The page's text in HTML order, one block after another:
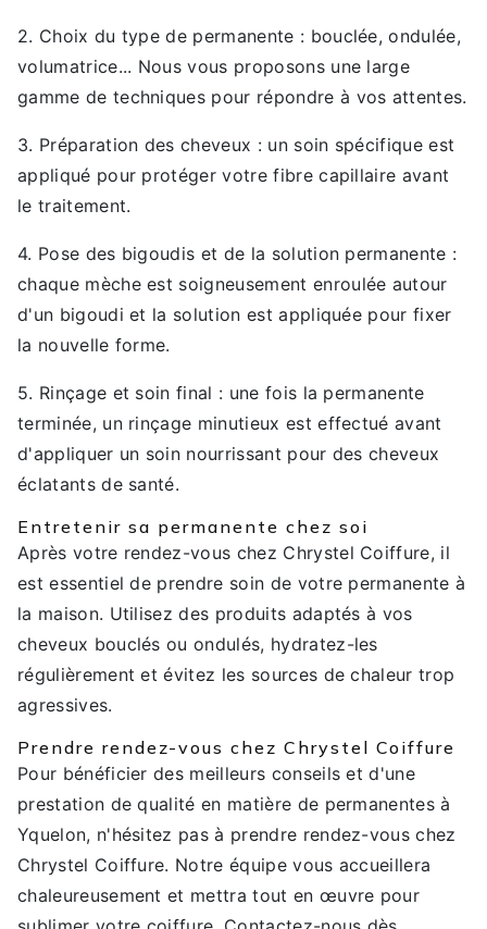
2. Choix du type de permanente : bouclée, ondulée,
volumatrice... Nous vous proposons une large
gamme de techniques pour répondre à vos attentes.
3. Préparation des cheveux : un soin spécifique est
appliqué pour protéger votre fibre capillaire avant
le traitement.
4. Pose des bigoudis et de la solution permanente :
chaque mèche est soigneusement enroulée autour
d'un bigoudi et la solution est appliquée pour fixer
la nouvelle forme.
5. Rinçage et soin final : une fois la permanente
terminée, un rinçage minutieux est effectué avant
d'appliquer un soin nourrissant pour des cheveux
éclatants de santé.
Entretenir sa permanente chez soi
Après votre rendez-vous chez Chrystel Coiffure, il
est essentiel de prendre soin de votre permanente à
la maison. Utilisez des produits adaptés à vos
cheveux bouclés ou ondulés, hydratez-les
régulièrement et évitez les sources de chaleur trop
agressives.
Prendre rendez-vous chez Chrystel Coiffure
Pour bénéficier des meilleurs conseils et d'une
prestation de qualité en matière de permanentes à
Yquelon, n'hésitez pas à prendre rendez-vous chez
Chrystel Coiffure. Notre équipe vous accueillera
chaleureusement et mettra tout en œuvre pour